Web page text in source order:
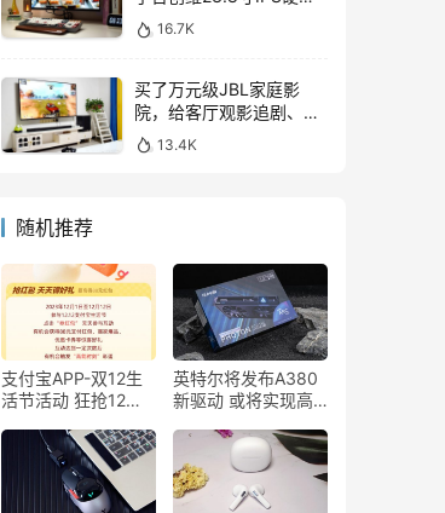
显示器，表现如何？
16.7K
买了万元级JBL家庭影
院，给客厅观影追剧、游
戏互娱带来哪些提升？
13.4K
随机推荐
支付宝APP-双12生
活节活动 狂抢12亿
年12月12日）
英特尔将发布A380
新驱动 或将实现高